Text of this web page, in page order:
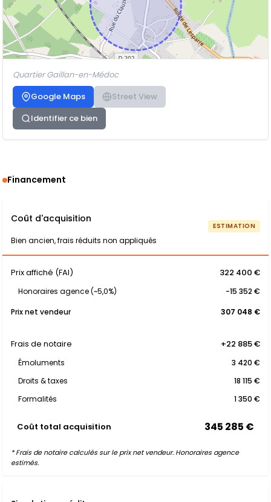
Quartier Gaillan-en-Médoc
Google Maps
Street View
Identifier ce bien
Financement
Coût d'acquisition
Bien ancien, frais réduits non appliqués
ESTIMATION
Prix affiché (FAI) 322 400 €
Honoraires agence (~5,0%)
-15 352 €
Prix net vendeur
307 048 €
Frais de notaire +22 885 €
Émoluments
3 420 €
Droits & taxes
18 115 €
Formalités
1 350 €
Coût total acquisition 345 285 €
* Frais de notaire calculés sur le prix net vendeur. Honoraires agence
estimés.